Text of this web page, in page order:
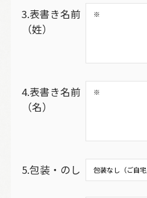
3.表書き名前
（姓）
4.表書き名前
（名）
5.包装・のし